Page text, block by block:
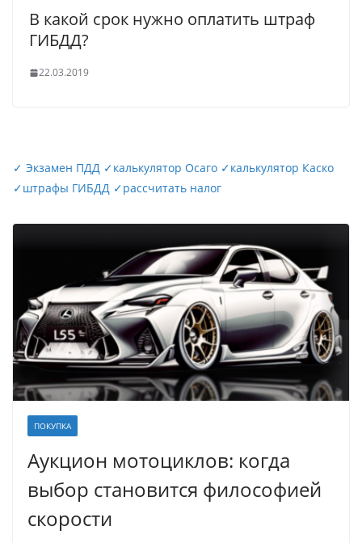
В какой срок нужно оплатить штраф
ГИБДД?
22.03.2019
✓ Экзамен ПДД ✓калькулятор Осаго ✓калькулятор Каско
✓штрафы ГИБДД ✓рассчитать налог
ПОКУПКА
Аукцион мотоциклов: когда
выбор становится философией
скорости